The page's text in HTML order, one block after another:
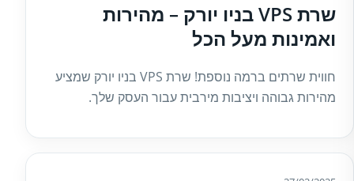
שרת VPS בניו יורק – מהירות
ואמינות מעל הכל
חווית שרתים ברמה נוספת! שרת VPS בניו יורק שמציע
מהירות גבוהה ויציבות מירבית עבור העסק שלך.